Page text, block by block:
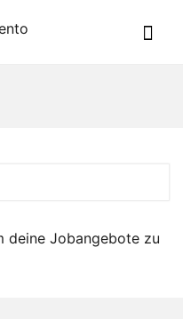
deine Jobangebote zu